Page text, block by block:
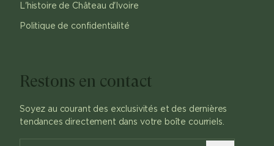
L'histoire de Château d'Ivoire
Politique de confidentialité
Restons en contact
Soyez au courant des exclusivités et des dernières
tendances directement dans votre boîte courriels.